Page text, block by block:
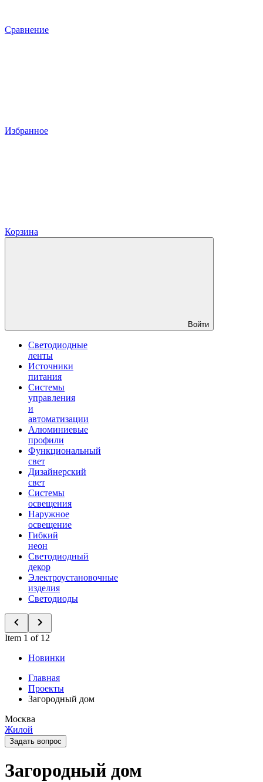
Сравнение
Избранное
Корзина
Войти
Светодиодные
ленты
Источники
питания
Системы
управления
и
автоматизации
Алюминиевые
профили
Функциональный
свет
Дизайнерский
свет
Системы
освещения
Наружное
освещение
Гибкий
неон
Светодиодный
декор
Электроустановочные
изделия
Светодиоды
Item 1 of 12
Новинки
Главная
Проекты
Загородный дом
Москва
Жилой
Задать вопрос
Загородный дом